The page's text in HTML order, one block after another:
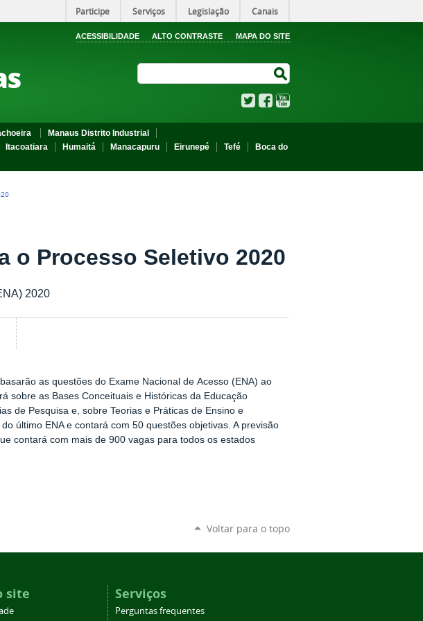
Participe Serviços Legislação Canais
ACESSIBILIDADE ALTO CONTRASTE MAPA DO SITE
TwitterFacebook
Manaus Distrito Industrial
Itacoatiara Humaitá Manacapuru Eirunepé Tefé
Boca do
o Processo Seletivo 2020
2020
as questões do Exame Nacional de Acesso (ENA) ao
sobre as Bases Conceituais e Históricas da Educação
de Pesquisa e, sobre Teorias e Práticas de Ensino e
último ENA e contará com 50 questões objetivas. A previsão
contará com mais de 900 vagas para todos os estados
Voltar para o topo
site Serviços
Perguntas frequentes